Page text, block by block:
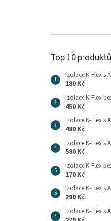
Top 10 produktů
Izolace K-Flex s
180 Kč
Izolace K-Flex
450 Kč
Izolace K-Flex s
480 Kč
Izolace K-Flex s
580 Kč
Izolace K-Flex
170 Kč
Izolace K-Flex s
290 Kč
Izolace K-Flex s